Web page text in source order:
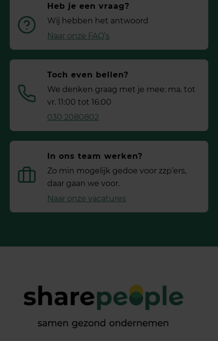
Heb je een vraag?
Wij hebben het antwoord
Naar onze FAQ’s
Toch even bellen?
We denken graag met je mee: ma. tot
vr. 11:00 tot 16:00
030 2080802
In ons team werken?
Zo min mogelijk gedoe voor ­zzp’ers,
daar gaan we voor.
Naar onze vacatures